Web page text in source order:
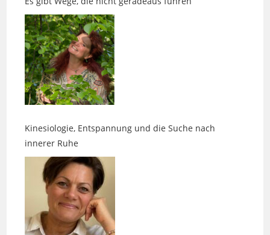
Kinesiologie, Entspannung und die Suche nach